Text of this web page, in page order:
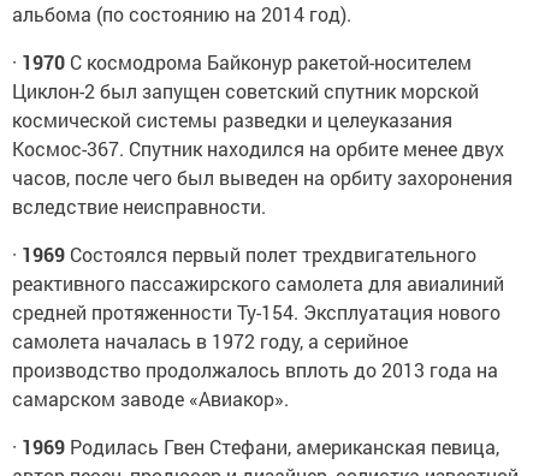
альбома (по состоянию на 2014 год).
· 1970 С космодрома Байконур ракетой-носителем
Циклон-2 был запущен советский спутник морской
космической системы разведки и целеуказания
Космос-367. Спутник находился на орбите менее двух
часов, после чего был выведен на орбиту захоронения
вследствие неисправности.
· 1969 Состоялся первый полет трехдвигательного
реактивного пассажирского самолета для авиалиний
средней протяженности Ту-154. Эксплуатация нового
самолета началась в 1972 году, а серийное
производство продолжалось вплоть до 2013 года на
самарском заводе «Авиакор».
· 1969 Родилась Гвен Стефани, американская певица,